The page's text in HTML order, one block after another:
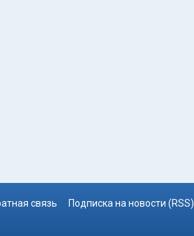
связь Подписка на новости (RSS)